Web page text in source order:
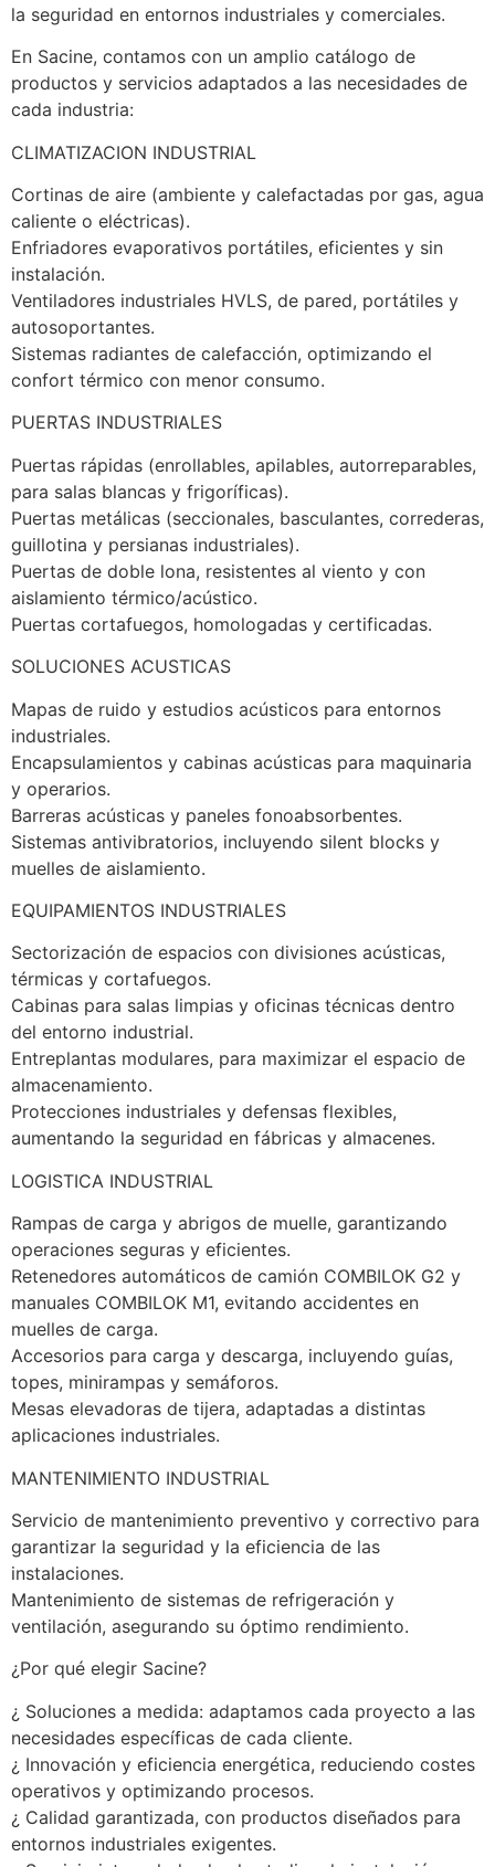
la seguridad en entornos industriales y comerciales.
En Sacine, contamos con un amplio catálogo de
productos y servicios adaptados a las necesidades de
cada industria:
CLIMATIZACION INDUSTRIAL
Cortinas de aire (ambiente y calefactadas por gas, agua
caliente o eléctricas).
Enfriadores evaporativos portátiles, eficientes y sin
instalación.
Ventiladores industriales HVLS, de pared, portátiles y
autosoportantes.
Sistemas radiantes de calefacción, optimizando el
confort térmico con menor consumo.
PUERTAS INDUSTRIALES
Puertas rápidas (enrollables, apilables, autorreparables,
para salas blancas y frigoríficas).
Puertas metálicas (seccionales, basculantes, correderas,
guillotina y persianas industriales).
Puertas de doble lona, resistentes al viento y con
aislamiento térmico/acústico.
Puertas cortafuegos, homologadas y certificadas.
SOLUCIONES ACUSTICAS
Mapas de ruido y estudios acústicos para entornos
industriales.
Encapsulamientos y cabinas acústicas para maquinaria
y operarios.
Barreras acústicas y paneles fonoabsorbentes.
Sistemas antivibratorios, incluyendo silent blocks y
muelles de aislamiento.
EQUIPAMIENTOS INDUSTRIALES
Sectorización de espacios con divisiones acústicas,
térmicas y cortafuegos.
Cabinas para salas limpias y oficinas técnicas dentro
del entorno industrial.
Entreplantas modulares, para maximizar el espacio de
almacenamiento.
Protecciones industriales y defensas flexibles,
aumentando la seguridad en fábricas y almacenes.
LOGISTICA INDUSTRIAL
Rampas de carga y abrigos de muelle, garantizando
operaciones seguras y eficientes.
Retenedores automáticos de camión COMBILOK G2 y
manuales COMBILOK M1, evitando accidentes en
muelles de carga.
Accesorios para carga y descarga, incluyendo guías,
topes, minirampas y semáforos.
Mesas elevadoras de tijera, adaptadas a distintas
aplicaciones industriales.
MANTENIMIENTO INDUSTRIAL
Servicio de mantenimiento preventivo y correctivo para
garantizar la seguridad y la eficiencia de las
instalaciones.
Mantenimiento de sistemas de refrigeración y
ventilación, asegurando su óptimo rendimiento.
¿Por qué elegir Sacine?
¿ Soluciones a medida: adaptamos cada proyecto a las
necesidades específicas de cada cliente.
¿ Innovación y eficiencia energética, reduciendo costes
operativos y optimizando procesos.
¿ Calidad garantizada, con productos diseñados para
entornos industriales exigentes.